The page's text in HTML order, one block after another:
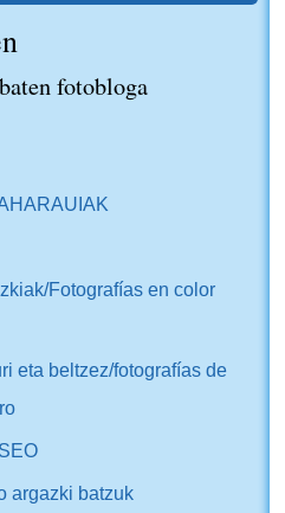
fotobloga
Fotografías en color
eta beltzez/fotografías de
argazki batzuk